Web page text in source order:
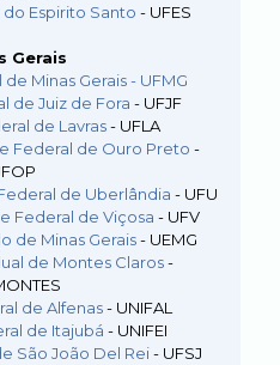
Espirito Santo - UFES
Gerais
Minas Gerais- UFMG
de Juiz de Fora - UFJF
de Lavras- UFLA
Federal de Ouro Preto -
de Uberlândia - UFU
Federal de Viçosa - UFV
de Minas Gerais- UEMG
de Montes Claros-
de Alfenas- UNIFAL
de Itajubá - UNIFEI
São João Del Rei- UFSJ